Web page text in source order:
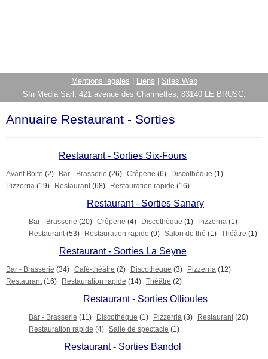
Mentions légales Liens
Sites Web
Sfn Media Sarl, 421 avenue des Charmettes, 83140 LE BRUSC.
Annuaire Restaurant - Sorties
Restaurant - Sorties Six-Fours
Avant Boite (2) Bar - Brasserie (26) Crêperie (6) Discothèque (1)
Pizzerria (19) Restaurant (68) Restauration rapide (16)
Restaurant - Sorties Sanary
Bar - Brasserie (20) Crêperie (4) Discothèque (1) Pizzerria (1)
Restaurant (53) Restauration rapide (9) Salon de thé (1) Théâtre (1)
Restaurant - Sorties La Seyne
Bar - Brasserie (34) Café-théâtre (2) Discothèque (3) Pizzerria (12)
Restaurant (16) Restauration rapide (14) Théâtre (2)
Restaurant - Sorties Ollioules
Bar - Brasserie (11) Discothèque (1) Pizzerria (3) Restaurant (20)
Restauration rapide (4) Salle de spectacle (1)
Restaurant - Sorties Bandol